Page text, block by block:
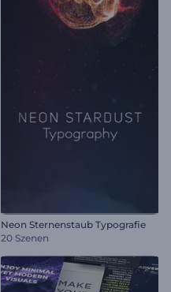
Neon Sternenstaub Typografie
20 Szenen